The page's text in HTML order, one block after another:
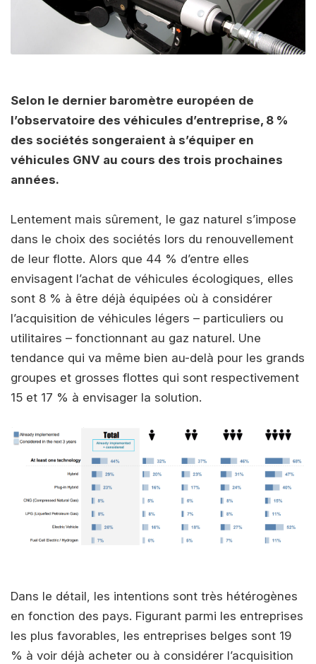
Selon le dernier baromètre européen de
l’observatoire des véhicules d’entreprise, 8 %
des sociétés songeraient à s’équiper en
véhicules GNV au cours des trois prochaines
années.
Lentement mais sûrement, le gaz naturel s’impose
dans le choix des sociétés lors du renouvellement
de leur flotte. Alors que 44 % d’entre elles
envisagent l’achat de véhicules écologiques, elles
sont 8 % à être déjà équipées où à considérer
l’acquisition de véhicules légers – particuliers ou
utilitaires – fonctionnant au gaz naturel. Une
tendance qui va même bien au-delà pour les grands
groupes et grosses flottes qui sont respectivement
15 et 17 % à envisager la solution.
Dans le détail, les intentions sont très hétérogènes
en fonction des pays. Figurant parmi les entreprises
les plus favorables, les entreprises belges sont 19
% à voir déjà acheter ou à considérer l’acquisition